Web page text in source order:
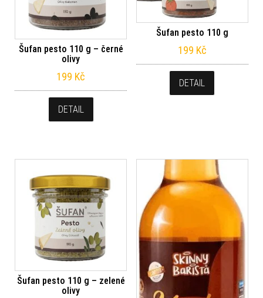
Šufan pesto 110 g – černé
olivy
199 Kč
DETAIL
Šufan pesto 110 g
199 Kč
DETAIL
Šufan pesto 110 g – zelené
olivy